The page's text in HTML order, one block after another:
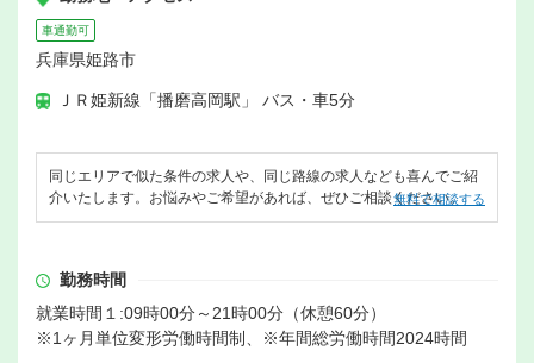
車通勤可
兵庫県姫路市
ＪＲ姫新線「播磨高岡駅」 バス・車5分
同じエリアで似た条件の求人や、同じ路線の求人なども喜んでご紹
介いたします。お悩みやご希望があれば、ぜひご相談ください。
無料で相談する
勤務時間
就業時間１:09時00分～21時00分（休憩60分）
※1ヶ月単位変形労働時間制、※年間総労働時間2024時間